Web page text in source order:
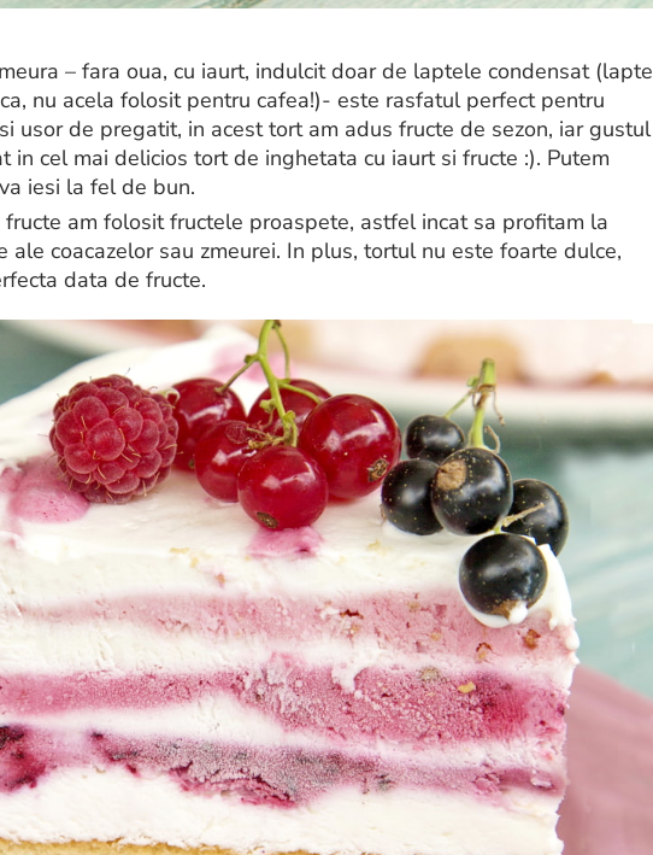
– fara oua, cu iaurt, indulcit doar de laptele condensat (lapte
nu acela folosit pentru cafea!)- este rasfatul perfect pentru
usor de pregatit, in acest tort am adus fructe de sezon, iar gustul
in cel mai delicios tort de inghetata cu iaurt si fructe :). Putem
iesi la fel de bun.
am folosit fructele proaspete, astfel incat sa profitam la
coacazelor sau zmeurei. In plus, tortul nu este foarte dulce,
data de fructe.